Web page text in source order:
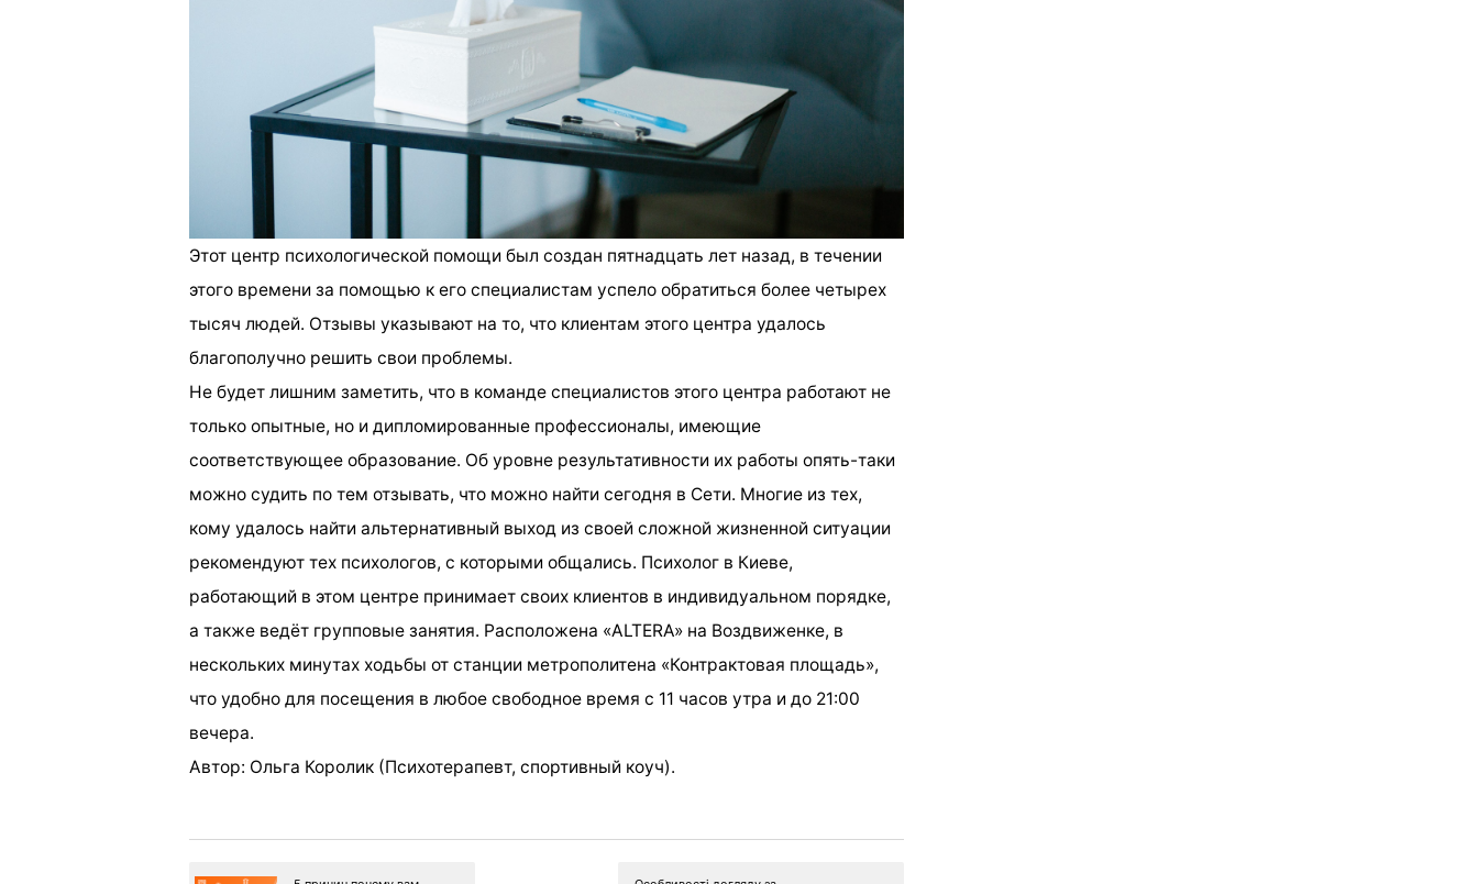
Этот центр психологической помощи был создан пятнадцать лет назад, в течении
этого времени за помощью к его специалистам успело обратиться более четырех
тысяч людей. Отзывы указывают на то, что клиентам этого центра удалось
благополучно решить свои проблемы.
Не будет лишним заметить, что в команде специалистов этого центра работают не
только опытные, но и дипломированные профессионалы, имеющие
соответствующее образование. Об уровне результативности их работы опять-таки
можно судить по тем отзывать, что можно найти сегодня в Сети. Многие из тех,
кому удалось найти альтернативный выход из своей сложной жизненной ситуации
рекомендуют тех психологов, с которыми общались. Психолог в Киеве,
работающий в этом центре принимает своих клиентов в индивидуальном порядке,
а также ведёт групповые занятия. Расположена «ALTERA» на Воздвиженке, в
нескольких минутах ходьбы от станции метрополитена «Контрактовая площадь»,
что удобно для посещения в любое свободное время с 11 часов утра и до 21:00
вечера.
Автор: Ольга Королик (Психотерапевт, спортивный коуч).